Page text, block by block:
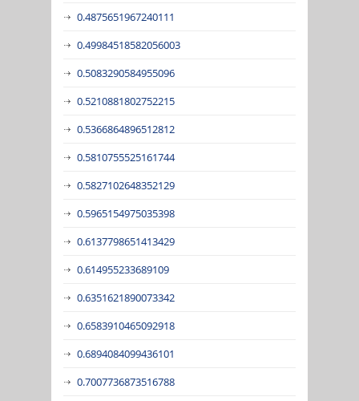
0.4875651967240111
0.49984518582056003
0.5083290584955096
0.5210881802752215
0.5366864896512812
0.5810755525161744
0.5827102648352129
0.5965154975035398
0.6137798651413429
0.614955233689109
0.6351621890073342
0.6583910465092918
0.6894084099436101
0.7007736873516788